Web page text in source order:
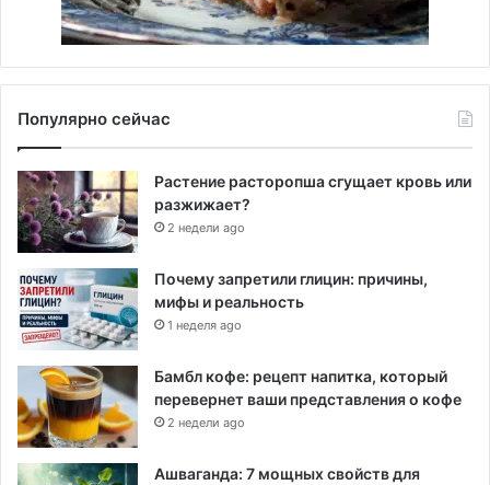
Популярно сейчас
Растение расторопша сгущает кровь или
разжижает?
2 недели ago
Почему запретили глицин: причины,
мифы и реальность
1 неделя ago
Бамбл кофе: рецепт напитка, который
перевернет ваши представления о кофе
2 недели ago
Ашваганда: 7 мощных свойств для